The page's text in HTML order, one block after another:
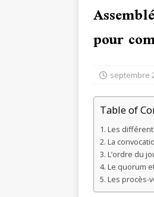
pour
septembre
Table of
Les
La
L’ordre du
Le quorum
Les procès-